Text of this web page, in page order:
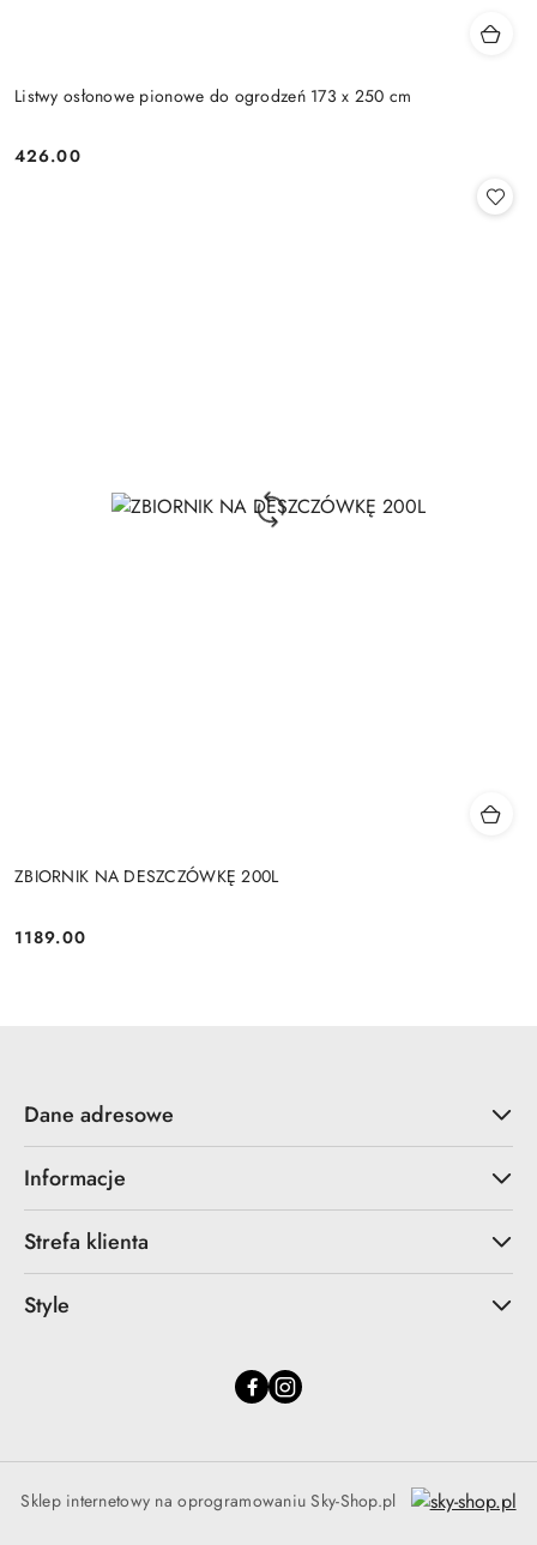
Listwy osłonowe pionowe do ogrodzeń 173 x 250 cm
Cena:
426.00
ZBIORNIK NA DESZCZÓWKĘ 200L
Cena:
1189.00
Dane adresowe
Informacje
Strefa klienta
Style
Sklep internetowy na oprogramowaniu Sky-Shop.pl